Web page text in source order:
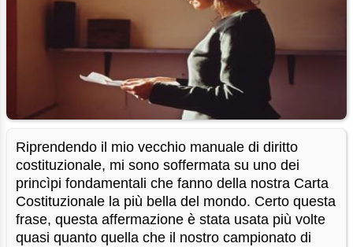
Riprendendo il mio vecchio manuale di diritto
costituzionale, mi sono soffermata su uno dei
princìpi fondamentali che fanno della nostra Carta
Costituzionale la più bella del mondo. Certo questa
frase, questa affermazione è stata usata più volte
quasi quanto quella che il nostro campionato di